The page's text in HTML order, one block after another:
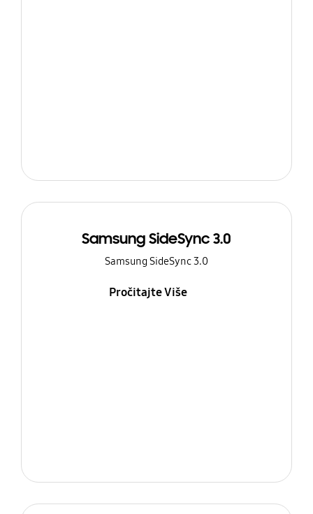
Samsung SideSync 3.0
Samsung SideSync 3.0
Pročitajte Više